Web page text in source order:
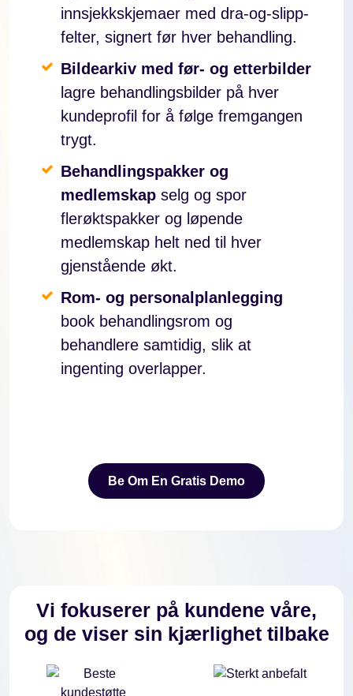
innsjekkskjemaer med dra-og-slipp-
felter, signert før hver behandling.
Bildearkiv med før- og etterbilder
lagre behandlingsbilder på hver
kundeprofil for å følge fremgangen
trygt.
Behandlingspakker og
medlemskap selg og spor
flerøktspakker og løpende
medlemskap helt ned til hver
gjenstående økt.
Rom- og personalplanlegging
book behandlingsrom og
behandlere samtidig, slik at
ingenting overlapper.
Be Om En Gratis Demo
Vi fokuserer på kundene våre,
og de viser sin kjærlighet tilbake